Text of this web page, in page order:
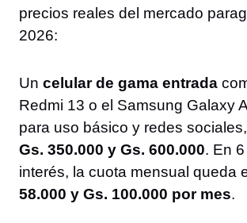
precios reales del mercado
2026:
Un celular de gama entrada
Redmi 13 o el Samsung Galaxy
para uso básico y redes
Gs. 350.000 y Gs. 600.000. En
interés, la cuota mensual queda
58.000 y Gs. 100.000 por mes.